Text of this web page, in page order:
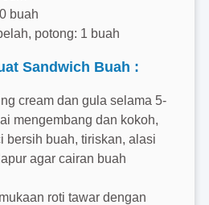
buah
potong: 1 buah
Sandwich Buah :
cream dan gula selama 5-
mengembang dan kokoh,
bersih buah, tiriskan, alasi
agar cairan buah
roti tawar dengan